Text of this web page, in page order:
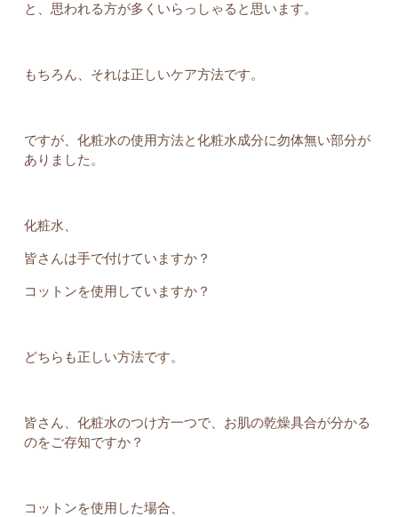
と、思われる方が多くいらっしゃると思います。
もちろん、それは正しいケア方法です。
ですが、化粧水の使用方法と化粧水成分に勿体無い部分が
ありました。
化粧水、
皆さんは手で付けていますか？
コットンを使用していますか？
どちらも正しい方法です。
皆さん、化粧水のつけ方一つで、お肌の乾燥具合が分かる
のをご存知ですか？
コットンを使用した場合、